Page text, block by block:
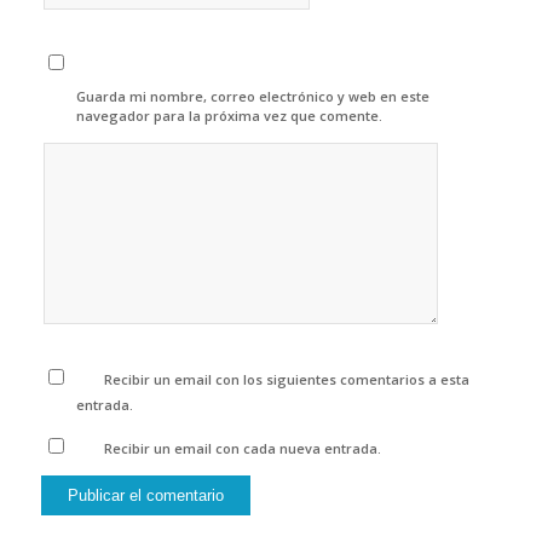
Guarda mi nombre, correo electrónico y web en este
navegador para la próxima vez que comente.
Recibir un email con los siguientes comentarios a esta
entrada.
Recibir un email con cada nueva entrada.